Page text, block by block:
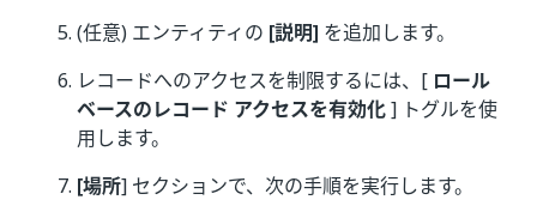
(任意) エンティティの [説明] を追加します。
レコードへのアクセスを制限するには、[ ロール
ベースのレコード アクセスを有効化] トグルを使
用します。
[場所] セクションで、次の手順を実行します。